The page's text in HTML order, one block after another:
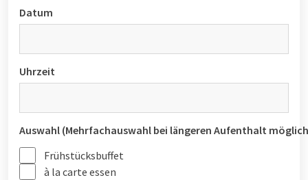
Datum
Uhrzeit
Auswahl (Mehrfachauswahl bei längeren Aufenthalt
Frühstücksbuffet
à la carte essen